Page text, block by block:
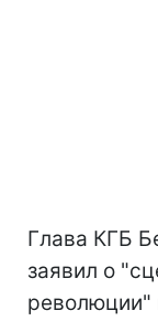
Глава КГБ
заявил о
революции"